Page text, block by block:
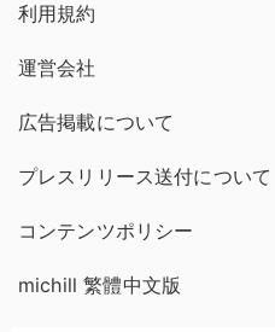
利用規約
運営会社
広告掲載について
プレスリリース送付について
コンテンツポリシー
michill 繁體中文版